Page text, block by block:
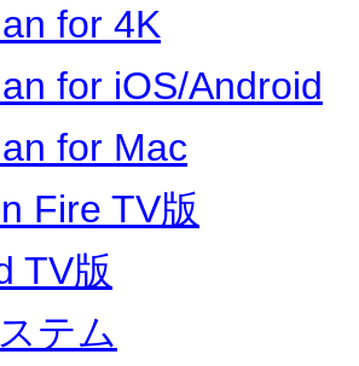
for 4K
for iOS/Android
for Mac
Fire TV版
TV版
テム